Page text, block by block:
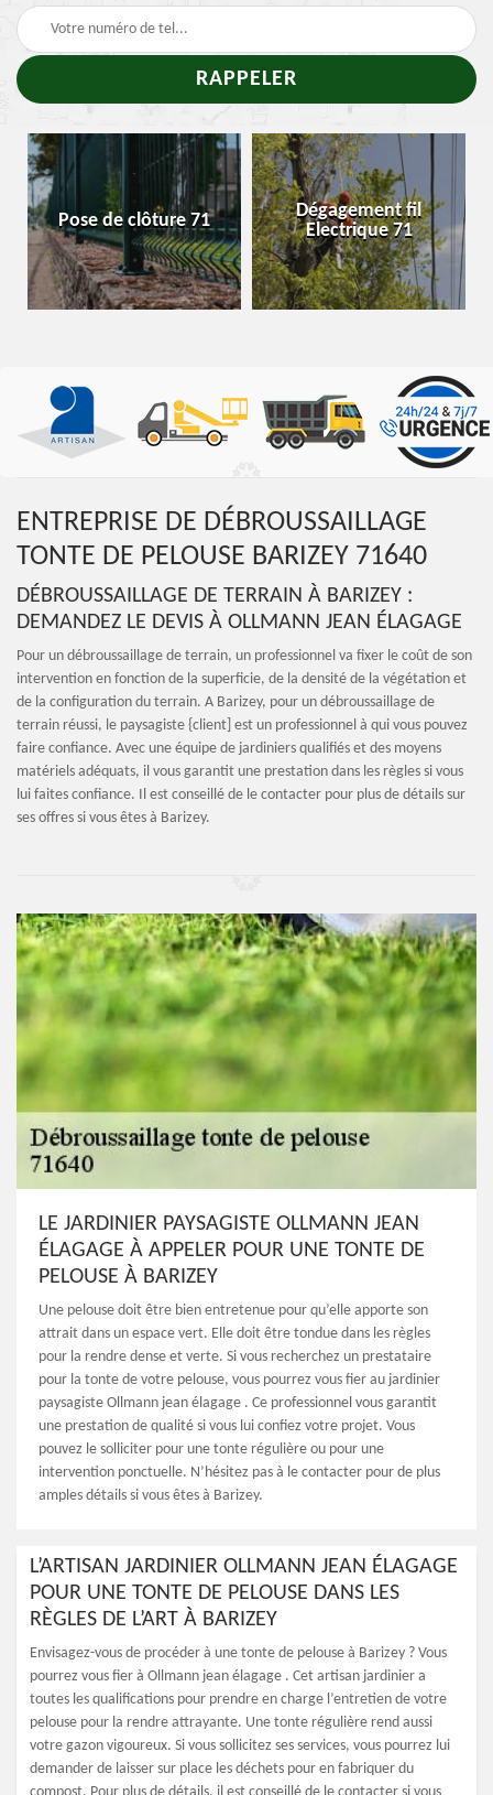
Pose de clôture 71
Dégagement fil
Electrique 71
ENTREPRISE DE DÉBROUSSAILLAGE
TONTE DE PELOUSE BARIZEY 71640
DÉBROUSSAILLAGE DE TERRAIN À BARIZEY :
DEMANDEZ LE DEVIS À OLLMANN JEAN ÉLAGAGE
Pour un débroussaillage de terrain, un professionnel va fixer le coût de son
intervention en fonction de la superficie, de la densité de la végétation et
de la configuration du terrain. A Barizey, pour un débroussaillage de
terrain réussi, le paysagiste {client] est un professionnel à qui vous pouvez
faire confiance. Avec une équipe de jardiniers qualifiés et des moyens
matériels adéquats, il vous garantit une prestation dans les règles si vous
lui faites confiance. Il est conseillé de le contacter pour plus de détails sur
ses offres si vous êtes à Barizey.
LE JARDINIER PAYSAGISTE OLLMANN JEAN
ÉLAGAGE À APPELER POUR UNE TONTE DE
PELOUSE À BARIZEY
Une pelouse doit être bien entretenue pour qu’elle apporte son
attrait dans un espace vert. Elle doit être tondue dans les règles
pour la rendre dense et verte. Si vous recherchez un prestataire
pour la tonte de votre pelouse, vous pourrez vous fier au jardinier
paysagiste Ollmann jean élagage . Ce professionnel vous garantit
une prestation de qualité si vous lui confiez votre projet. Vous
pouvez le solliciter pour une tonte régulière ou pour une
intervention ponctuelle. N’hésitez pas à le contacter pour de plus
amples détails si vous êtes à Barizey.
L’ARTISAN JARDINIER OLLMANN JEAN ÉLAGAGE
POUR UNE TONTE DE PELOUSE DANS LES
RÈGLES DE L’ART À BARIZEY
Envisagez-vous de procéder à une tonte de pelouse à Barizey ? Vous
pourrez vous fier à Ollmann jean élagage . Cet artisan jardinier a
toutes les qualifications pour prendre en charge l’entretien de votre
pelouse pour la rendre attrayante. Une tonte régulière rend aussi
votre gazon vigoureux. Si vous sollicitez ses services, vous pourrez lui
demander de laisser sur place les déchets pour en fabriquer du